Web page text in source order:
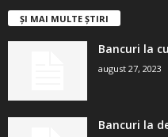
ȘI MAI MULTE ȘTIRI
Bancuri la
august 27, 2023
Bancuri la